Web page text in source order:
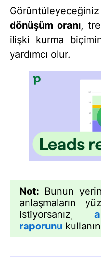
dönüşüm oranı,
ilişki kurma
yardımcı olur.
Not: Bunun
anlaşmaların
istiyorsanız,
raporunu